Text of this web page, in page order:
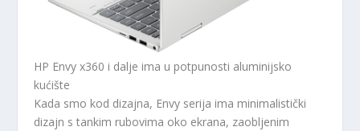
HP Envy x360 i dalje ima u potpunosti aluminijsko
kućište
Kada smo kod dizajna, Envy serija ima minimalistički
dizajn s tankim rubovima oko ekrana, zaobljenim